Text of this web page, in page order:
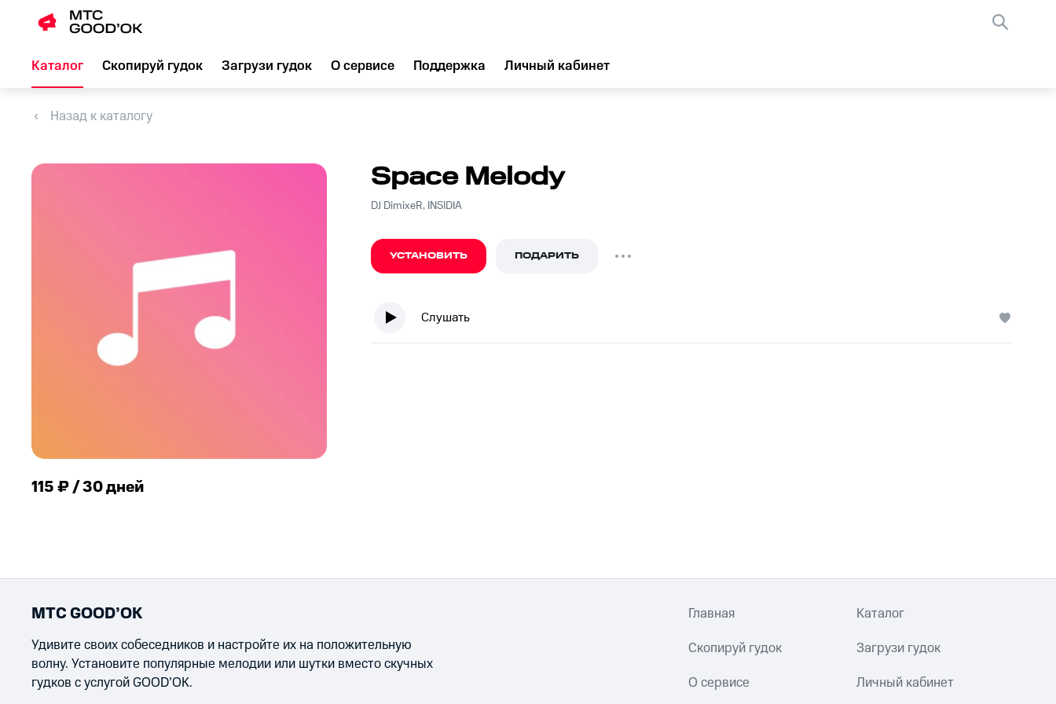
Каталог Скопируй гудок Загрузи гудок О сервисе Поддержка Личный кабинет
Назад к каталогу
115 ₽ / 30 дней
Space Melody
DJ DimixeR, INSIDIA
УСТАНОВИТЬ ПОДАРИТЬ
Слушать
МТС GOOD’OK
Удивите своих собеседников и настройте их на положительную
волну. Установите популярные мелодии или шутки вместо скучных
гудков с услугой GOOD’OK.
Главная Каталог
Скопируй гудок Загрузи гудок
О сервисе Личный кабинет